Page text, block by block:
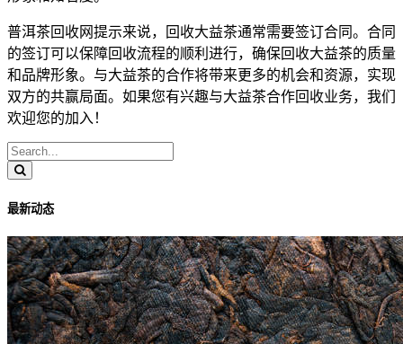
普洱茶回收网提示来说，回收大益茶通常需要签订合同。合同
的签订可以保障回收流程的顺利进行，确保回收大益茶的质量
和品牌形象。与大益茶的合作将带来更多的机会和资源，实现
双方的共赢局面。如果您有兴趣与大益茶合作回收业务，我们
欢迎您的加入！
最新动态